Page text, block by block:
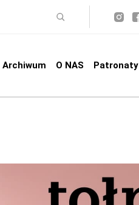
Archiwum O NAS Patronaty